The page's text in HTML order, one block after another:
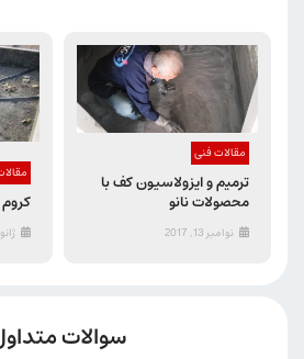
مقالات فنی
ترمیم و ایزولاسیون کف با
محصولات نانو
نوامبر 13, 2017 ژانویه
سوالات